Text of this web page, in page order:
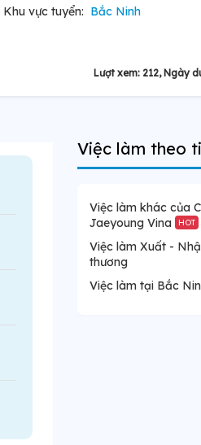
Khu vực tuyển: Bắc Ninh
Lượt xem: 212, Ngày
Việc làm theo
Việc làm khác của
Jaeyoung Vina
HOT
Việc làm Xuất -
thương
Việc làm tại Bắc